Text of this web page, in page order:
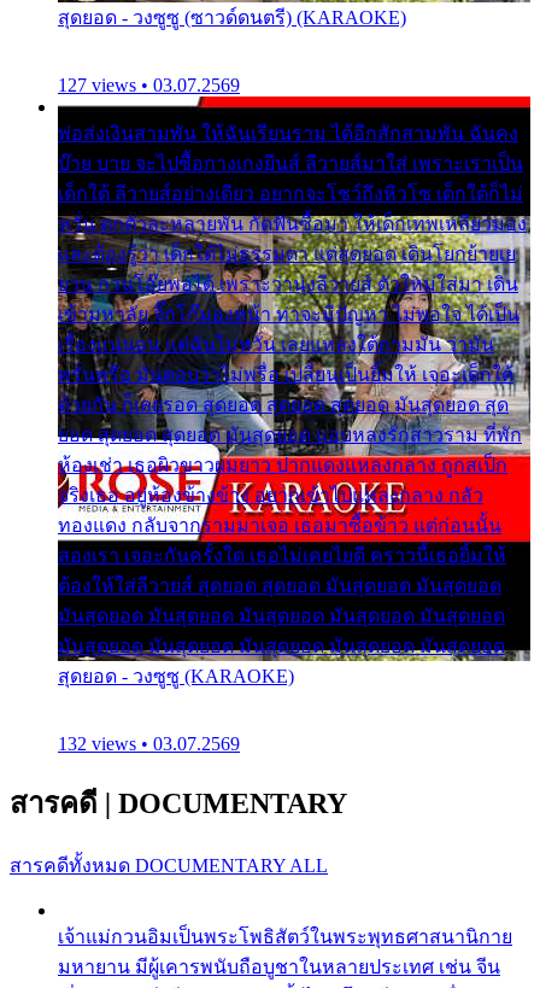
สุดยอด - วงซูซู (ซาวด์ดนตรี) (KARAOKE)
127 views • 03.07.2569
พ่อส่งเงินสามพัน ให้ฉันเรียนราม ได้อีกสักสามพัน ฉันคง
บ๊าย บาย จะไปซื้อกางเกงยีนส์ ลีวายส์มาใส่ เพราะเราเป็น
เด็กใต้ ลีวายส์อย่างเดียว อยากจะโชว์ถึงหิวโซ เด็กใต้ก็ไม่
หวั่น ตกตัวละหลายพัน กัดฟันซื้อมา ให้เด็กเทพเหลียวมอง
และต้องรู้ว่า เด็กใต้ไม่ธรรมดา แต่สุดยอด เดินโยกย้ายเย
ยวน กวนโอ๊ยพอได้ เพราะว่านุ่งลีวายส์ ตัวใหม่ใส่มา เดิน
เข้ามหาลัย จิ๊กโก๊มองหน้า ท่าจะมีปัญหา ไม่พอใจ ได้เป็น
เรื่องแน่นอน แต่ฉันไม่หวั่น เลยแหลงใต้ถามมัน ว่ามัน
พรั่นพรือ มันตอบว่าไม่พรื่อ เปลี่ยนเป็นยิ้มให้ เจอะเด็กใต้
ด้วยกัน ก็เลยรอด สุดยอด สุดยอด สุดยอด มันสุดยอด สุด
ยอด สุดยอด สุดยอด มันสุดยอด แอบหลงรักสาวราม ที่พัก
ห้องเช่า เธอผิวขาวผมยาว ปากแดงแหลงกลาง ถูกสเป็ก
จริงเธอ อยู่ห้องข้างข้าง อยากเข้าไปแหลงกลาง กลัว
ทองแดง กลับจากรามมาเจอ เธอมาซื้อข้าว แต่ก่อนนั้น
สองเรา เจอะกันครั้งใด เธอไม่เคยไยดี คราวนี้เธอยิ้มให้
ต้องให้ใส่ลีวายส์ สุดยอด สุดยอด มันสุดยอด มันสุดยอด
มันสุดยอด มันสุดยอด มันสุดยอด มันสุดยอด มันสุดยอด
มันสุดยอด มันสุดยอด มันสุดยอด มันสุดยอด มันสุดยอด
สุดยอด - วงซูซู (KARAOKE)
132 views • 03.07.2569
สารคดี | DOCUMENTARY
สารคดีทั้งหมด DOCUMENTARY ALL
เจ้าแม่กวนอิมเป็นพระโพธิสัตว์ในพระพุทธศาสนานิกาย
มหายาน มีผู้เคารพนับถือบูชาในหลายประเทศ เช่น จีน